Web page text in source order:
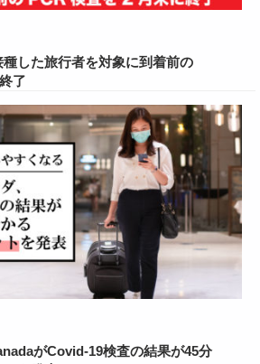
した旅行者を対象に到着前の
了
がCovid-19検査の結果が45分